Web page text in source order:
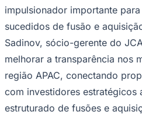
Brasileirão Série B
Paulistão
Libertadores
Sul-Americana
Copa América
Champions League
Premier League
La Liga
Bundesliga
impulsionador importante
sucedidos de fusão e
Sadinov, sócio-gerente do
melhorar a transparência nos
região APAC, conectando
com investidores estratégicos
estruturado de fusões e